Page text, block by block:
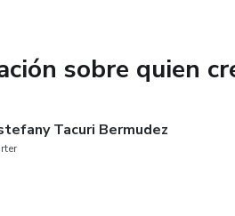
sobre quien
Tacuri Bermudez